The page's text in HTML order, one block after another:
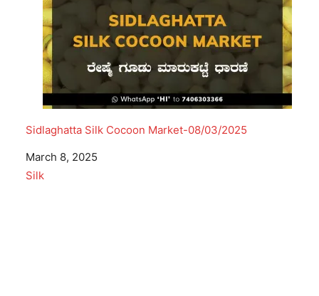
Sidlaghatta Silk Cocoon Market-08/03/2025
Date
March 8, 2025
In relation to
Silk